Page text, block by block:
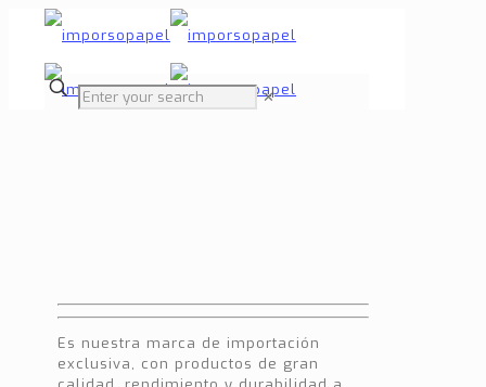
✕
Es nuestra marca de importación
exclusiva, con productos de gran